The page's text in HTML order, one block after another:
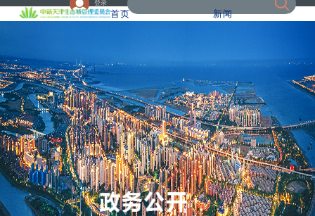
登录
首页 新闻